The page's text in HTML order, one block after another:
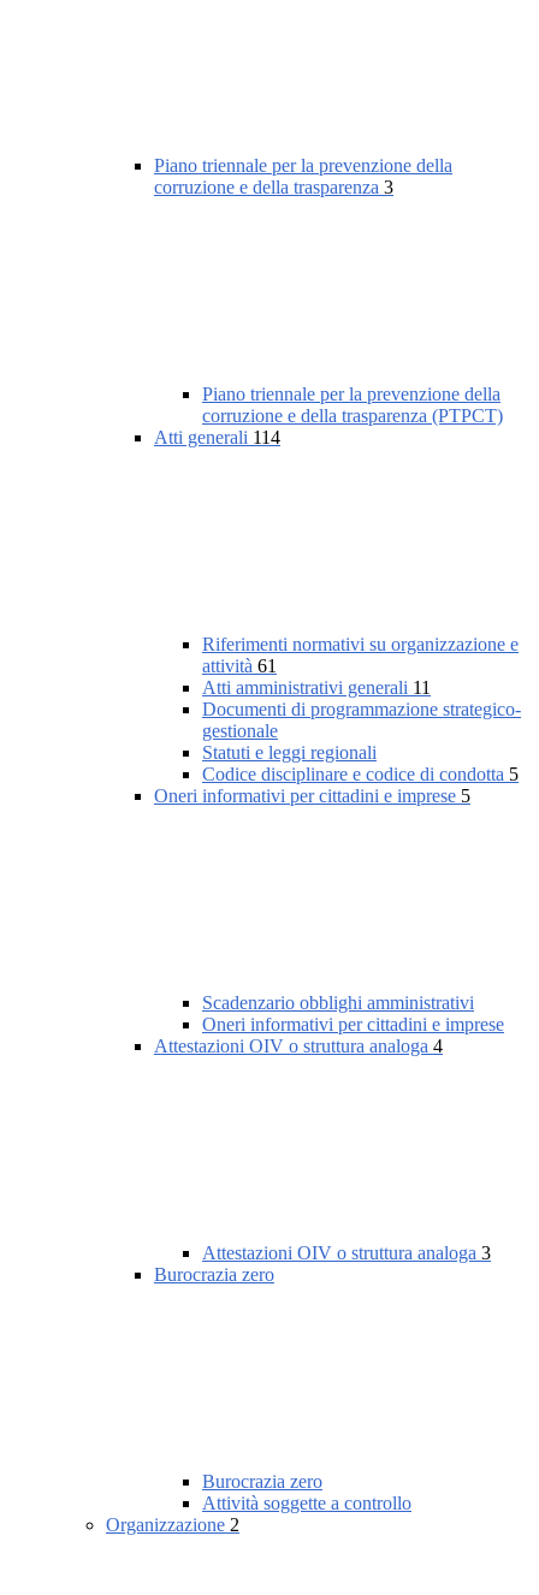
Piano triennale per la prevenzione della
corruzione e della trasparenza 3
Piano triennale per la prevenzione della
corruzione e della trasparenza (PTPCT)
Atti generali 114
Riferimenti normativi su organizzazione e
attività 61
Atti amministrativi generali 11
Documenti di programmazione strategico-
gestionale
Statuti e leggi regionali
Codice disciplinare e codice di condotta 5
Oneri informativi per cittadini e imprese 5
Scadenzario obblighi amministrativi
Oneri informativi per cittadini e imprese
Attestazioni OIV o struttura analoga 4
Attestazioni OIV o struttura analoga 3
Burocrazia zero
Burocrazia zero
Attività soggette a controllo
Organizzazione 2